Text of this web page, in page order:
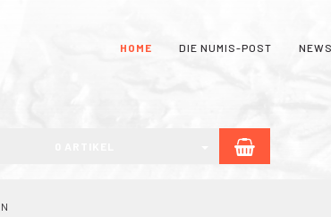
HOME DIE NUMIS-POST NEWS